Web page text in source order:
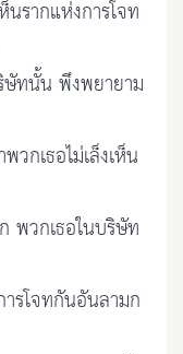
รากแห่งการโจท
ษัทนั้น พึงพยายาม
กเธอไม่เล็งเห็น
พวกเธอในบริษัท
รโจทกันอันลามก